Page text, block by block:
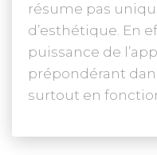
résume pas
d’esthétique. En
puissance de
prépondérant
surtout en